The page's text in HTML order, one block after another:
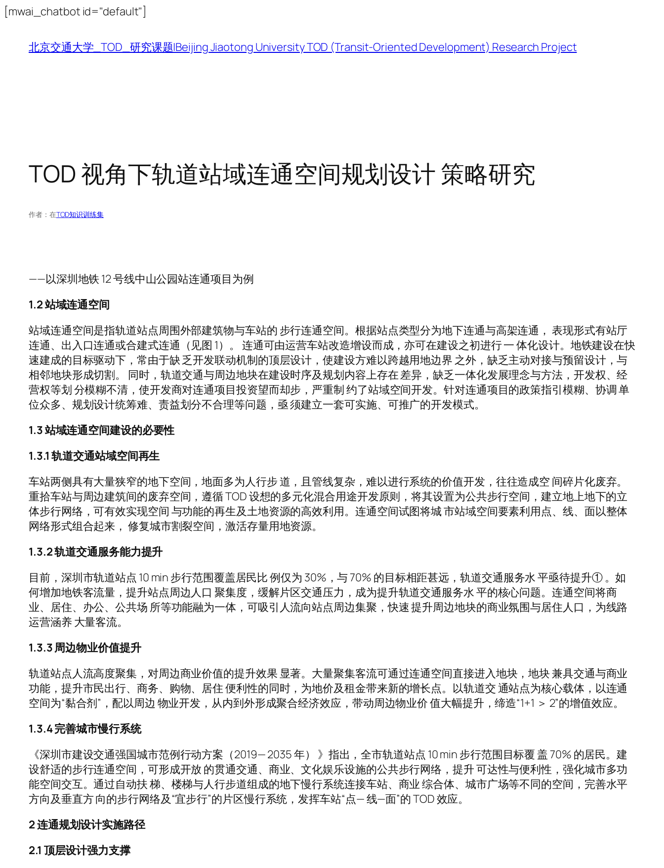
[mwai_chatbot id="default"]
内
容
北京交通大学_TOD_研究课题|Beijing Jiaotong University TOD (Transit-Oriented Development) Research Project
TOD 视角下轨道站域连通空间规划设计 策略研究
作者： 在TOD知识训练集
——以深圳地铁 12 号线中山公园站连通项目为例
1.2 站域连通空间
站域连通空间是指轨道站点周围外部建筑物与车站的 步行连通空间。根据站点类型分为地下连通与高架连通， 表现形式有站厅
连通、出入口连通或合建式连通（见图 1）。 连通可由运营车站改造增设而成，亦可在建设之初进行 一 体化设计。地铁建设在快
速建成的目标驱动下，常由于缺 乏开发联动机制的顶层设计，使建设方难以跨越用地边界 之外，缺乏主动对接与预留设计，与
相邻地块形成切割。 同时，轨道交通与周边地块在建设时序及规划内容上存在 差异，缺乏一体化发展理念与方法，开发权、经
营权等划 分模糊不清，使开发商对连通项目投资望而却步，严重制 约了站域空间开发。针对连通项目的政策指引模糊、协调 单
位众多、规划设计统筹难、责益划分不合理等问题，亟 须建立一套可实施、可推广的开发模式。
1.3 站域连通空间建设的必要性
1.3.1 轨道交通站域空间再生
车站两侧具有大量狭窄的地下空间，地面多为人行步 道，且管线复杂，难以进行系统的价值开发，往往造成空 间碎片化废弃。
重拾车站与周边建筑间的废弃空间，遵循 TOD 设想的多元化混合用途开发原则，将其设置为公共步行空间，建立地上地下的立
体步行网络，可有效实现空间 与功能的再生及土地资源的高效利用。连通空间试图将城 市站域空间要素利用点、线、面以整体
网络形式组合起来， 修复城市割裂空间，激活存量用地资源。
1.3.2 轨道交通服务能力提升
目前，深圳市轨道站点 10 min 步行范围覆盖居民比 例仅为 30%，与 70% 的目标相距甚远，轨道交通服务水 平亟待提升① 。如
何增加地铁客流量，提升站点周边人口 聚集度，缓解片区交通压力，成为提升轨道交通服务水 平的核心问题。连通空间将商
业、居住、办公、公共场 所等功能融为一体，可吸引人流向站点周边集聚，快速 提升周边地块的商业氛围与居住人口，为线路
运营涵养 大量客流。
1.3.3 周边物业价值提升
轨道站点人流高度聚集，对周边商业价值的提升效果 显著。大量聚集客流可通过连通空间直接进入地块，地块 兼具交通与商业
功能，提升市民出行、商务、购物、居住 便利性的同时，为地价及租金带来新的增长点。以轨道交 通站点为核心载体，以连通
空间为“黏合剂”，配以周边 物业开发，从内到外形成聚合经济效应，带动周边物业价 值大幅提升，缔造“1+1 ＞ 2”的增值效应。
1.3.4 完善城市慢行系统
《深圳市建设交通强国城市范例行动方案（2019— 2035 年） 》指出，全市轨道站点 10 min 步行范围目标覆 盖 70% 的居民。建
设舒适的步行连通空间，可形成开放 的贯通交通、商业、文化娱乐设施的公共步行网络，提升 可达性与便利性，强化城市多功
能空间交互。通过自动扶 梯、楼梯与人行步道组成的地下慢行系统连接车站、商业 综合体、城市广场等不同的空间，完善水平
方向及垂直方 向的步行网络及“宜步行”的片区慢行系统，发挥车站“点— 线—面”的 TOD 效应。
2 连通规划设计实施路径
2.1 顶层设计强力支撑